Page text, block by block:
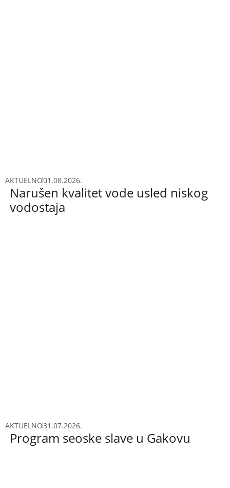
AKTUELNO01.08.2026.
Narušen kvalitet vode usled niskog
vodostaja
AKTUELNO31.07.2026.
Program seoske slave u Gakovu